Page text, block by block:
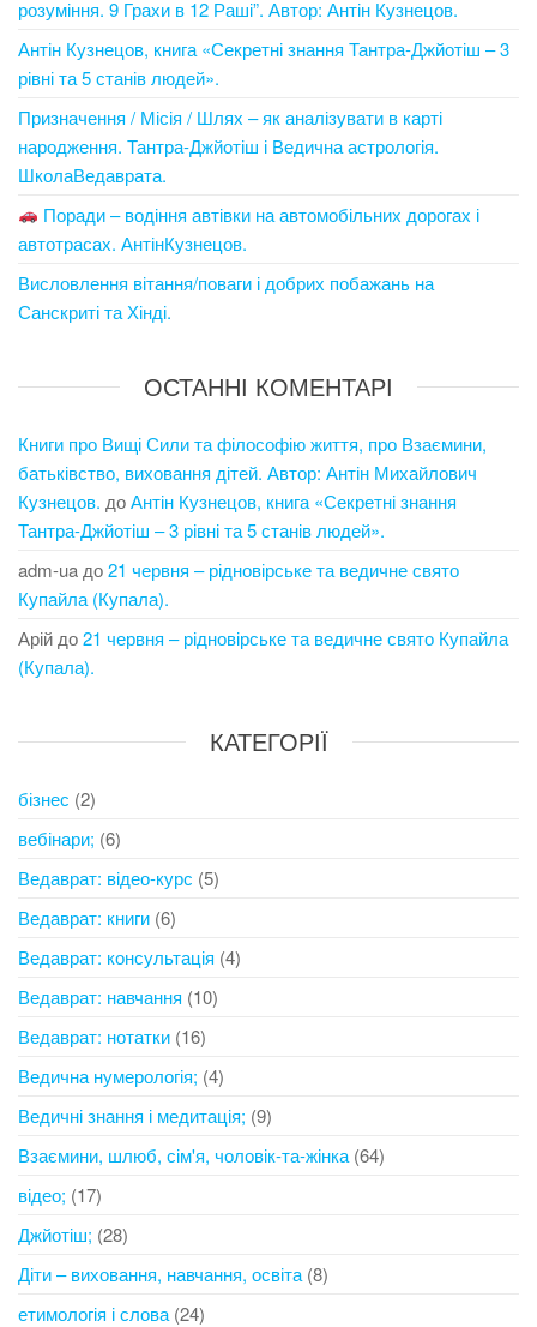
розуміння. 9 Грахи в 12 Раші”. Автор: Антін Кузнецов.
Антін Кузнецов, книга «Секретні знання Тантра-Джйотіш – 3
рівні та 5 станів людей».
Призначення / Місія / Шлях – як аналізувати в карті
народження. Тантра-Джйотіш і Ведична астрологія.
ШколаВедаврата.
Поради – водіння автівки на автомобільних дорогах і
автотрасах. АнтінКузнецов.
Висловлення вітання/поваги і добрих побажань на
Санскриті та Хінді.
ОСТАННІ КОМЕНТАРІ
Книги про Вищі Сили та філософію життя, про Взаємини,
батьківство, виховання дітей. Автор: Антін Михайлович
Кузнецов. доАнтін Кузнецов, книга «Секретні знання
Тантра-Джйотіш – 3 рівні та 5 станів людей».
adm-ua до21 червня – рідновірське та ведичне свято
Купайла (Купала).
Арій до21 червня – рідновірське та ведичне свято Купайла
(Купала).
КАТЕГОРІЇ
бізнес (2)
вебінари; (6)
Ведаврат: відео-курс (5)
Ведаврат: книги (6)
Ведаврат: консультація (4)
Ведаврат: навчання (10)
Ведаврат: нотатки (16)
Ведична нумерологія; (4)
Ведичні знання і медитація; (9)
Взаємини, шлюб, сім'я, чоловік-та-жінка (64)
відео; (17)
Джйотіш; (28)
Діти – виховання, навчання, освіта (8)
етимологія і слова (24)